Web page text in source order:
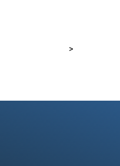
>